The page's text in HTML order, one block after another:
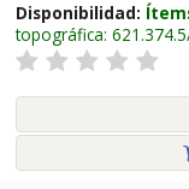
Disponibilidad:
topográfica: